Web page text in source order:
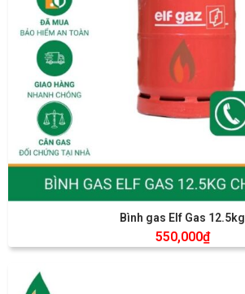
Bình gas Elf Gas 12.5kg
550,000₫